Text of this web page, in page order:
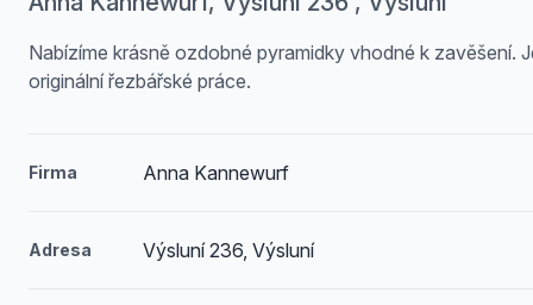
Nabízíme krásně ozdobné pyramidky vhodné k zavěšení.
originální řezbářské práce.
Firma Anna Kannewurf
Adresa Výsluní 236, Výsluní